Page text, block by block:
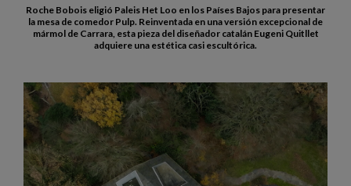
Roche Bobois eligió Paleis Het Loo en los Países Bajos para presentar
la mesa de comedor Pulp. Reinventada en una versión excepcional de
mármol de Carrara, esta pieza del diseñador catalán Eugeni Quitllet
adquiere una estética casi escultórica.